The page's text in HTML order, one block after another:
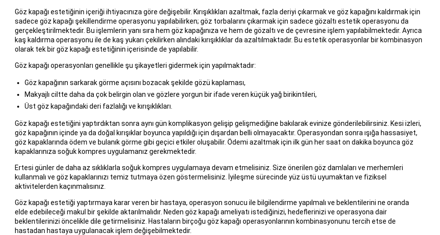
Göz kapağı estetiğinin içeriği ihtiyacınıza göre değişebilir. Kırışıklıkları azaltmak, fazla deriyi çıkarmak ve göz kapağını kaldırmak için
sadece göz kapağı şekillendirme operasyonu yapılabilirken; göz torbalarını çıkarmak için sadece gözaltı estetik operasyonu da
gerçekleştirilmektedir. Bu işlemlerin yanı sıra hem göz kapağınıza ve hem de gözaltı ve de çevresine işlem yapılabilmektedir. Ayrıca
kaş kaldırma operasyonu ile de kaş yukarı çekilirken alındaki kırışıklıklar da azaltılmaktadır. Bu estetik operasyonlar bir kombinasyon
olarak tek bir göz kapağı estetiğinin içerisinde de yapılabilir.
Göz kapağı operasyonları genellikle şu şikayetleri gidermek için yapılmaktadır:
Göz kapağının sarkarak görme açısını bozacak şekilde gözü kaplaması,
Makyajlı ciltte daha da çok belirgin olan ve gözlere yorgun bir ifade veren küçük yağ birikintileri,
Üst göz kapağındaki deri fazlalığı ve kırışıklıkları.
Göz kapağı estetiğini yaptırdıktan sonra aynı gün komplikasyon gelişip gelişmediğine bakılarak evinize gönderilebilirsiniz. Kesi izleri,
göz kapağının içinde ya da doğal kırışıklar boyunca yapıldığı için dışardan belli olmayacaktır. Operasyondan sonra ışığa hassasiyet,
göz kapaklarında ödem ve bulanık görme gibi geçici etkiler oluşabilir. Ödemi azaltmak için ilk gün her saat on dakika boyunca göz
kapaklarınıza soğuk kompres uygulamanız gerekmektedir.
Ertesi günler de daha az sıklıklarla soğuk kompres uygulamaya devam etmelisiniz. Size önerilen göz damlaları ve merhemleri
kullanmalı ve göz kapaklarınızı temiz tutmaya özen göstermelisiniz. İyileşme sürecinde yüz üstü uyumaktan ve fiziksel
aktivitelerden kaçınmalısınız.
Göz kapağı estetiği yaptırmaya karar veren bir hastaya, operasyon sonucu ile bilgilendirme yapılmalı ve beklentilerini ne oranda
elde edebileceği makul bir şekilde aktarılmalıdır. Neden göz kapağı ameliyatı istediğinizi, hedeflerinizi ve operasyona dair
beklentilerinizi öncelikle dile getirmelisiniz. Hastaların birçoğu göz kapağı operasyonlarının kombinasyonunu tercih etse de
hastadan hastaya uygulanacak işlem değişebilmektedir.